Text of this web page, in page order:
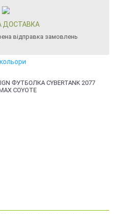
ДОСТАВКА
відправка замовлень
кольори